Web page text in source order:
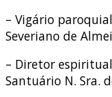
– Vigário
Severiano de
– Diretor
Santuário N. Sra.